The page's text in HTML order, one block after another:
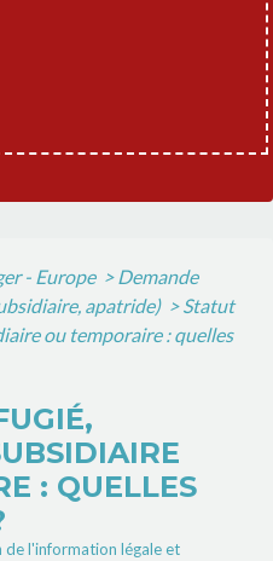
- Europe > Demande
apatride) > Statut
ou temporaire : quelles
: QUELLES
l'information légale et